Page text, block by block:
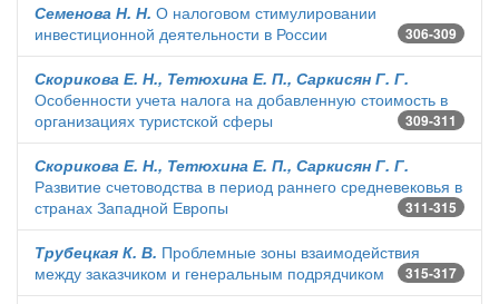
Семенова Н. Н. О налоговом стимулировании
инвестиционной деятельности в России
306-309
Скорикова Е. Н., Тетюхина Е. П., Саркисян Г. Г.
Особенности учета налога на добавленную стоимость в
организациях туристской сферы
309-311
Скорикова Е. Н., Тетюхина Е. П., Саркисян Г. Г.
Развитие счетоводства в период раннего средневековья в
странах Западной Европы
311-315
Трубецкая К. В. Проблемные зоны взаимодействия
между заказчиком и генеральным подрядчиком
315-317